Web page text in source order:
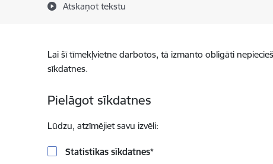
Atskaņot tekstu
Lai šī tīmekļvietne darbotos, tā izmanto obligāti
sīkdatnes.
Pielāgot sīkdatnes
Lūdzu, atzīmējiet savu izvēli:
Statistikas sīkdatnes*